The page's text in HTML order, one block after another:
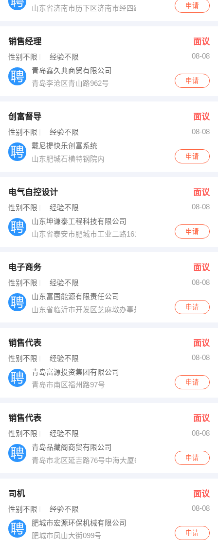
山东省济南市历下区济南市经四路万达商业写字楼C座
申请
销售经理 面议
性别不限 经验不限
08-08
青岛鑫久典商贸有限公司
青岛李沧区青山路962号
申请
创富督导 面议
性别不限 经验不限
08-08
戴尼提快乐创富系统
山东肥城石横特钢院内
申请
电气自控设计 面议
性别不限 经验不限
08-08
山东坤谦泰工程科技有限公司
山东省泰安市肥城市工业二路161号吉源新能源办公楼
申请
电子商务 面议
性别不限 经验不限
08-08
山东富国能源有限责任公司
山东省临沂市开发区芝麻墩办事处沃尔沃路29-1申请
销售代表 面议
性别不限 经验不限
08-08
青岛富源投资集团有限公司
青岛市南区福州路97号
申请
销售代表 面议
性别不限 经验不限
08-08
青岛品藏阁商贸有限公司
青岛市北区延吉路76号中海大厦6楼
申请
司机 面议
性别不限 经验不限
08-08
肥城市宏源环保机械有限公司
肥城市凤山大街099号
申请